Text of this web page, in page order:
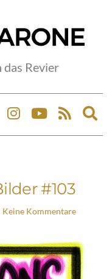
Revier
#103
Keine Kommentare